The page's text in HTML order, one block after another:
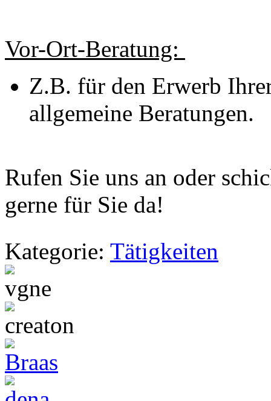
Vor-Ort-Beratung:
Z.B. für den Erwerb
allgemeine Beratungen.
Rufen Sie uns an oder
gerne für Sie da!
Kategorie: Tätigkeiten